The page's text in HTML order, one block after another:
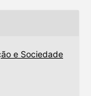
e Sociedade